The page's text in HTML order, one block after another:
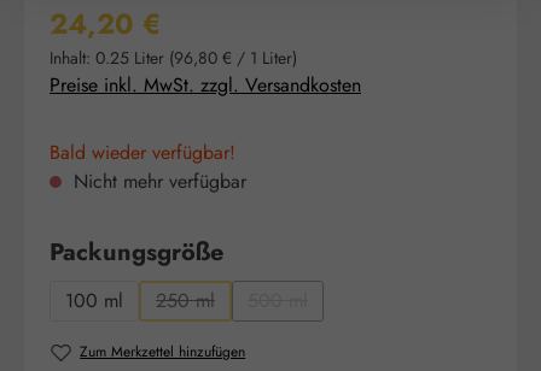
Regulärer Preis:
24,20 €
Inhalt: 0.25 Liter (96,80 € / 1 Liter)
Preise inkl. MwSt. zzgl. Versandkosten
Bald wieder verfügbar!
Nicht mehr verfügbar
Packungsgrößeauswählen
100 ml 250 ml
(Diese Option ist zurzeit nicht verfügbar.)
(Diese Option ist zurzeit nicht
Zum Merkzettel hinzufügen